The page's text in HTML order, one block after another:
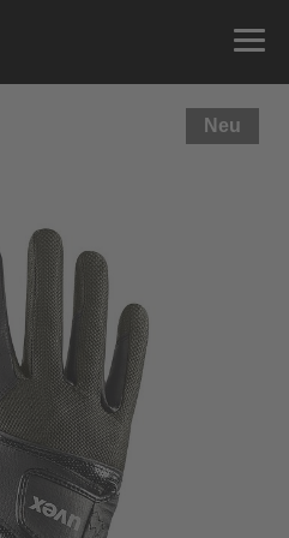
Neu
Handumfang messen und
Größentabelle unten